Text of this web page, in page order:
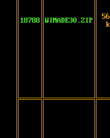
18788 WIMADE30.ZIP